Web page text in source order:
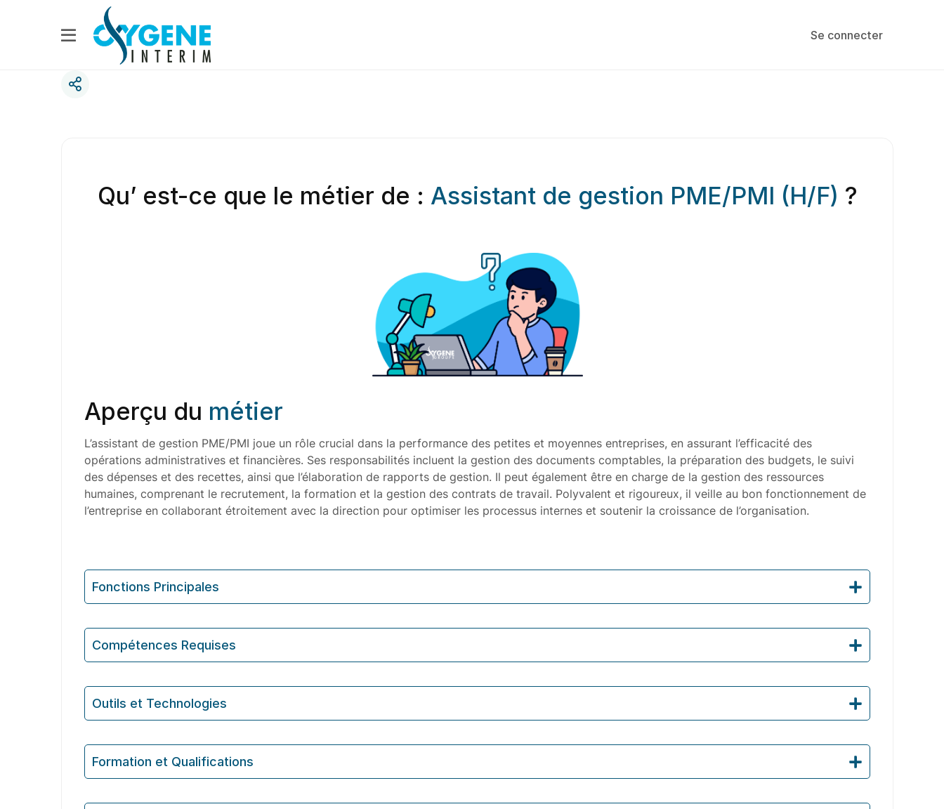
Se connecter
Qu’ est-ce que le métier de : Assistant de gestion PME/PMI (H/F) ?
Aperçu du métier
L’assistant de gestion PME/PMI joue un rôle crucial dans la performance des petites et moyennes entreprises, en assurant l’efficacité des
opérations administratives et financières. Ses responsabilités incluent la gestion des documents comptables, la préparation des budgets, le suivi
des dépenses et des recettes, ainsi que l’élaboration de rapports de gestion. Il peut également être en charge de la gestion des ressources
humaines, comprenant le recrutement, la formation et la gestion des contrats de travail. Polyvalent et rigoureux, il veille au bon fonctionnement de
l’entreprise en collaborant étroitement avec la direction pour optimiser les processus internes et soutenir la croissance de l’organisation.
Fonctions Principales
Compétences Requises
Outils et Technologies ️
Formation et Qualifications